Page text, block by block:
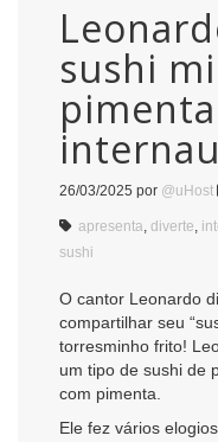
sushi
26/03/2025 por @uHost
apresenta diverte
sushi
O cantor Leonardo
compartilhar seu
torresminho frito!
um tipo de sushi de
com pimenta.
Ele fez vários